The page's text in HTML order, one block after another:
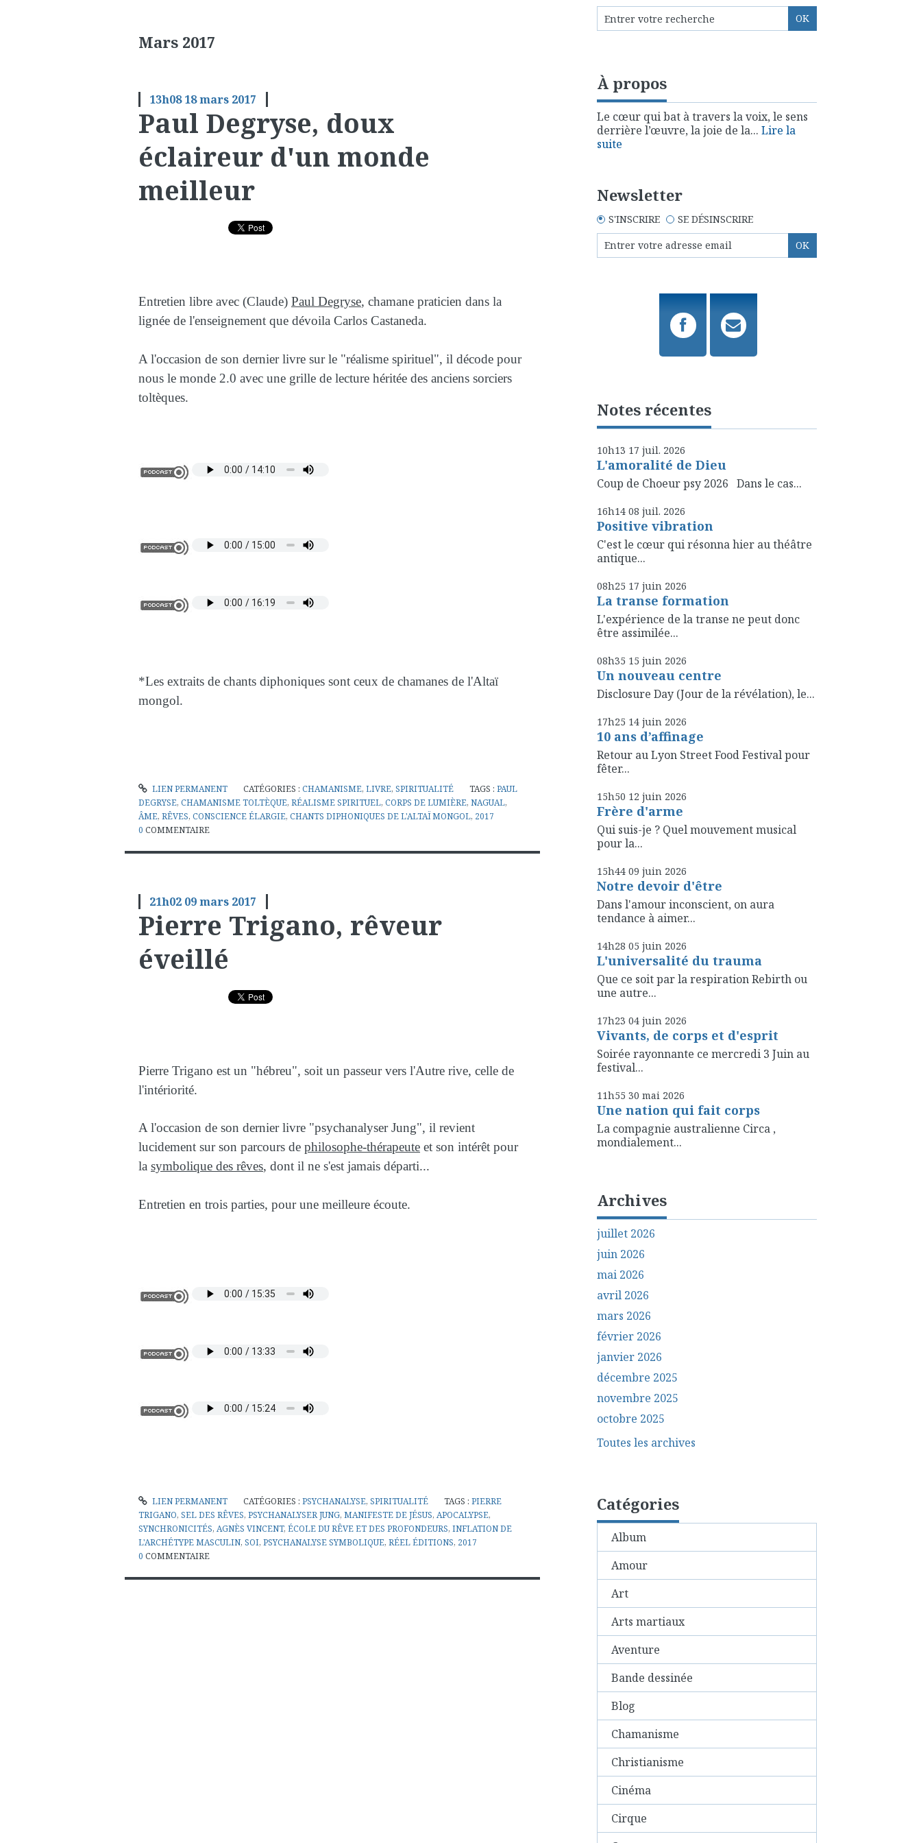
Mars 2017
13h08 18mars 2017
Paul Degryse, doux
éclaireur d'un monde
meilleur
Entretien libre avec (Claude) Paul Degryse, chamane praticien dans la
lignée de l'enseignement que dévoila Carlos Castaneda.
A l'occasion de son dernier livre sur le "réalisme spirituel", il décode pour
nous le monde 2.0 avec une grille de lecture héritée des anciens sorciers
toltèques.
*Les extraits de chants diphoniques sont ceux de chamanes de l'Altaï
mongol.
LIEN PERMANENT CATÉGORIES :CHAMANISME,LIVRE,SPIRITUALITÉ TAGS :PAUL
DEGRYSE, CHAMANISME TOLTÈQUE, RÉALISME SPIRITUEL, CORPS DE LUMIÈRE, NAGUAL,
ÂME, RÊVES, CONSCIENCE ÉLARGIE, CHANTS DIPHONIQUES DE L'ALTAÏ MONGOL, 2017
0 COMMENTAIRE
21h02 09mars 2017
Pierre Trigano, rêveur
éveillé
Pierre Trigano est un "hébreu", soit un passeur vers l'Autre rive, celle de
l'intériorité.
A l'occasion de son dernier livre "psychanalyser Jung", il revient
lucidement sur son parcours de philosophe-thérapeute et son intérêt pour
la symbolique des rêves, dont il ne s'est jamais départi...
Entretien en trois parties, pour une meilleure écoute.
LIEN PERMANENT CATÉGORIES :PSYCHANALYSE,SPIRITUALITÉ TAGS :PIERRE
TRIGANO, SEL DES RÊVES, PSYCHANALYSER JUNG, MANIFESTE DE JÉSUS, APOCALYPSE,
SYNCHRONICITÉS, AGNÈS VINCENT, ÉCOLE DU RÊVE ET DES PROFONDEURS, INFLATION DE
L'ARCHÉTYPE MASCULIN, SOI, PSYCHANALYSE SYMBOLIQUE, RÉEL ÉDITIONS, 2017
0 COMMENTAIRE
À propos
Le cœur qui bat à travers la voix, le sens
derrière l’œuvre, la joie de la... Lire la
suite
Newsletter
S'INSCRIRE SE DÉSINSCRIRE
Notes récentes
10h13 17 juil. 2026
L'amoralité de Dieu
Coup de Choeur psy 2026 Dans le cas...
16h14 08 juil. 2026
Positive vibration
C'est le cœur qui résonna hier au théâtre
antique...
08h25 17 juin 2026
La transe formation
L'expérience de la transe ne peut donc
être assimilée...
08h35 15 juin 2026
Un nouveau centre
Disclosure Day (Jour de la révélation), le...
17h25 14 juin 2026
10 ans d’affinage
Retour au Lyon Street Food Festival pour
fêter...
15h50 12 juin 2026
Frère d'arme
Qui suis-je ? Quel mouvement musical
pour la...
15h44 09 juin 2026
Notre devoir d'être
Dans l'amour inconscient, on aura
tendance à aimer...
14h28 05 juin 2026
L'universalité du trauma
Que ce soit par la respiration Rebirth ou
une autre...
17h23 04 juin 2026
Vivants, de corps et d'esprit
Soirée rayonnante ce mercredi 3 Juin au
festival...
11h55 30 mai 2026
Une nation qui fait corps
La compagnie australienne Circa ,
mondialement...
Archives
juillet 2026
juin 2026
mai 2026
avril 2026
mars 2026
février 2026
janvier 2026
décembre 2025
novembre 2025
octobre 2025
Toutes les archives
Catégories
Album
Amour
Art
Arts martiaux
Aventure
Bande dessinée
Blog
Chamanisme
Christianisme
Cinéma
Cirque